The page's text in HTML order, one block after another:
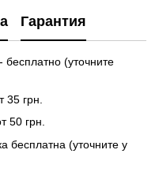
Гарантия
(уточните
грн.
50 грн.
бесплатна (уточните у